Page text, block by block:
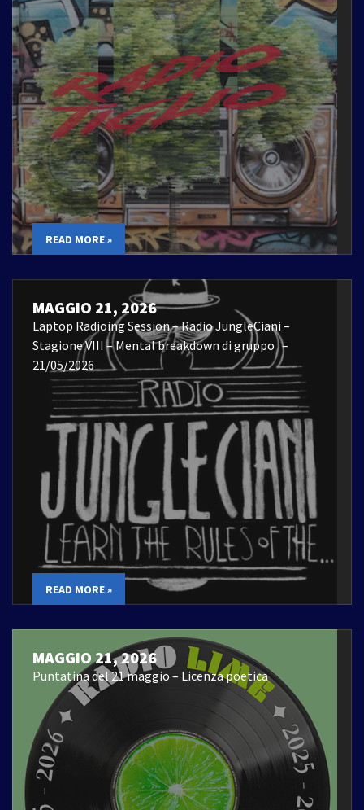
READ MORE »
MAGGIO 21, 2026
Laptop Radioing Session – Radio JungleCiani –
Stagione VIII – Mental breakdown di gruppo –
21/05/2026
READ MORE »
MAGGIO 21, 2026
Puntatina del 21 maggio – Licenza poetica